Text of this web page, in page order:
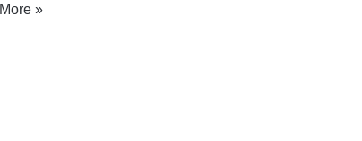
More »